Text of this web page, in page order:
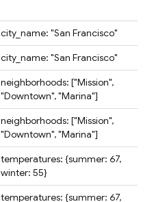
city_name: "San Francisco"
city_name: "San Francisco"
neighborhoods: ["Mission",
"Downtown", "Marina"]
neighborhoods: ["Mission",
"Downtown", "Marina"]
temperatures: {summer: 67,
winter: 55}
temperatures: {summer: 67,